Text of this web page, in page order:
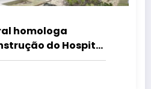
homologa
do Hospital